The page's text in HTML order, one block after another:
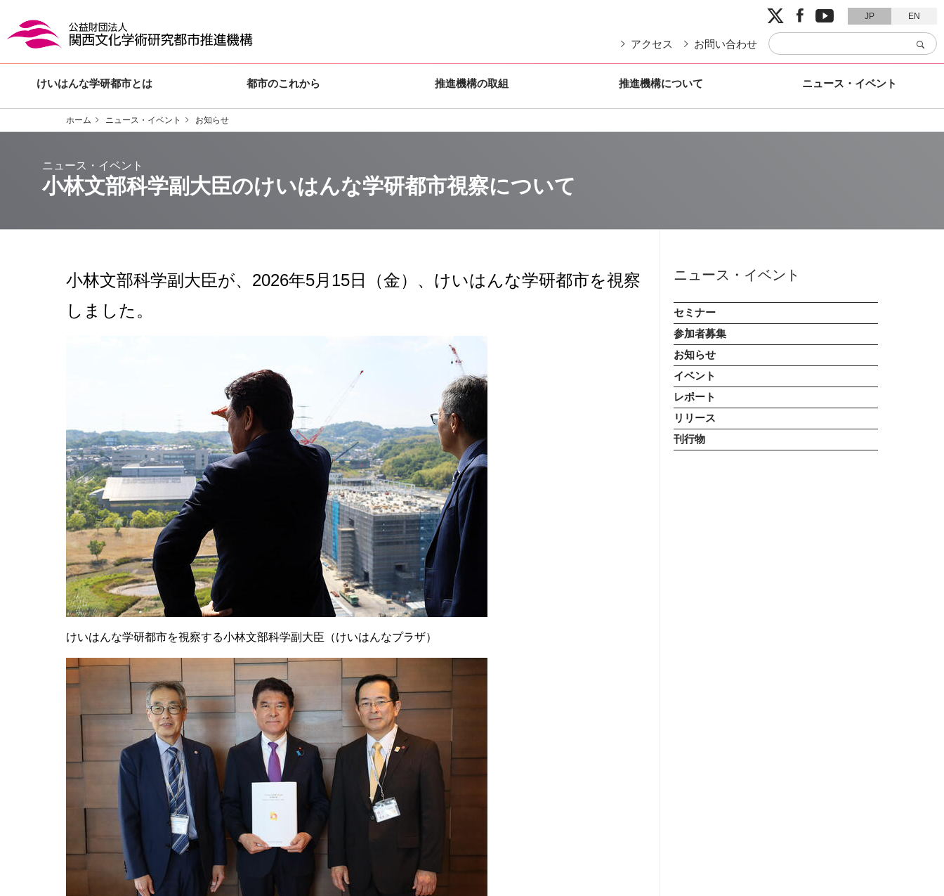
けいはんな学研都市とは 都市のこれから 推進機構の取組 推進機構について ニュース・イベント
  JP EN
アクセス お問い合わせ
ホーム ニュース・イベント お知らせ
小林文部科学副大臣のけいはんな学研都市視察について
小林文部科学副大臣が、 2026年5月15日（金）、 けいはんな学研都市を視察
しました。
けいはんな学研都市を視察する小林文部科学副大臣（けいはんなプラザ）
ニュース・イベント
セミナー
参加者募集
お知らせ
イベント
レポート
リリース
刊行物